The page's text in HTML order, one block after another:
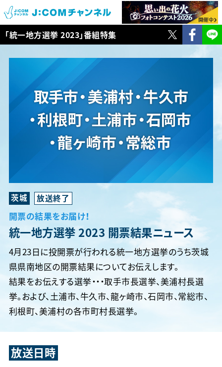
TWITTER
「統一地方選挙 2023」番組特集
茨城
開票の結果をお届け！
統一地方選挙 2023 開票結果ニュース
4月23日に投開票が行われる統一地方選挙のうち茨城
県県南地区の開票結果についてお伝えします。
結果をお伝えする選挙・・・取手市長選挙、美浦村長選
挙。および、土浦市、牛久市、龍ヶ崎市、石岡市、常総市、
利根町、美浦村の各市町村長選挙。
放送日時